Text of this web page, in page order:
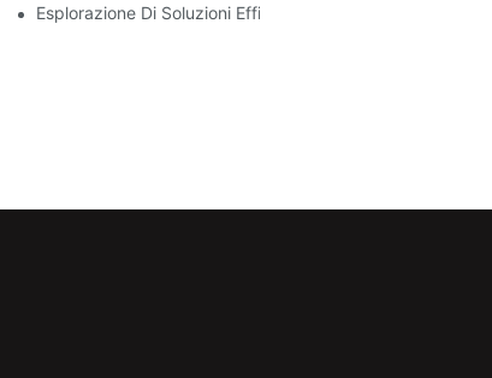
Esplorazione Di Soluzioni Efficaci Di Rack Di